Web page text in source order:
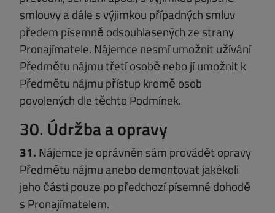
smlouvy a dále s výjimkou případných smluv
předem písemně odsouhlasených ze strany
Pronajímatele. Nájemce nesmí umožnit užívání
Předmětu nájmu třetí osobě nebo jí umožnit k
Předmětu nájmu přístup kromě osob
povolených dle těchto Podmínek.
30. Údržba a opravy
31. Nájemce je oprávněn sám provádět opravy
Předmětu nájmu anebo demontovat jakékoli
jeho části pouze po předchozí písemné dohodě
s Pronajímatelem.